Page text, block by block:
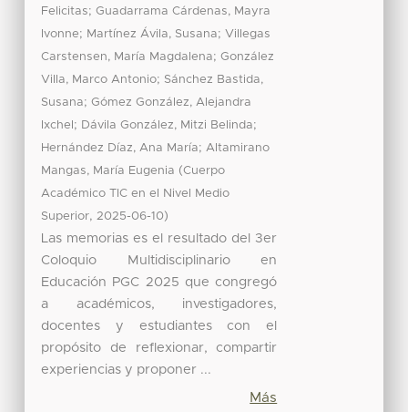
Felicitas;Guadarrama Cárdenas, Mayra
Ivonne; Martínez Ávila, Susana;Villegas
Carstensen, María Magdalena;González
Villa, Marco Antonio; Sánchez Bastida,
Susana;Gómez González, Alejandra
Ixchel ; Dávila González, Mitzi Belinda;
Hernández Díaz, Ana María; Altamirano
Mangas, María Eugenia (Cuerpo
Académico TIC en el Nivel Medio
Superior, 2025-06-10)
Las memorias es el resultado del 3er
Coloquio Multidisciplinario en
Educación PGC 2025 que congregó
a académicos, investigadores,
docentes y estudiantes con el
propósito de reflexionar, compartir
experiencias y proponer ...
Más